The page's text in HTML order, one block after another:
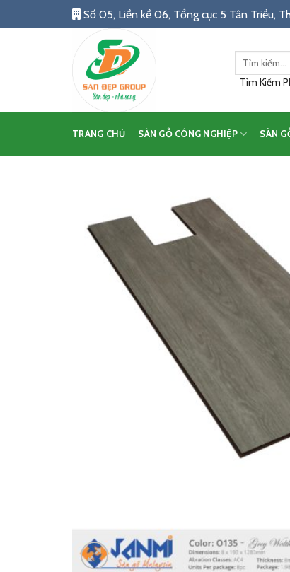
to
Số 05, Liền kề 06, Tổng cục 5 Tân Triều,
Tìm
Tìm Kiếm
TRANG CHỦ SÀN GỖ CÔNG NGHIỆP SÀN